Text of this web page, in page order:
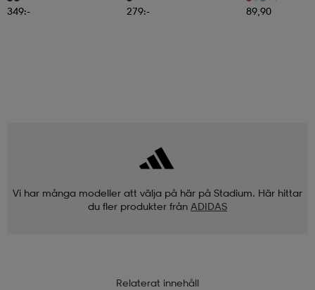
349:- 279:-
89,90
Vi har många modeller att välja på här på Stadium. Här hittar
du fler produkter från ADIDAS
Relaterat innehåll